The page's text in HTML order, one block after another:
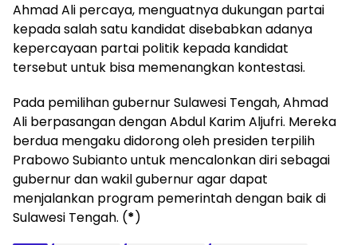
Ahmad Ali percaya, menguatnya dukungan partai
kepada salah satu kandidat disebabkan adanya
kepercayaan partai politik kepada kandidat
tersebut untuk bisa memenangkan kontestasi.
Pada pemilihan gubernur Sulawesi Tengah, Ahmad
Ali berpasangan dengan Abdul Karim Aljufri. Mereka
berdua mengaku didorong oleh presiden terpilih
Prabowo Subianto untuk mencalonkan diri sebagai
gubernur dan wakil gubernur agar dapat
menjalankan program pemerintah dengan baik di
Sulawesi Tengah. (*)